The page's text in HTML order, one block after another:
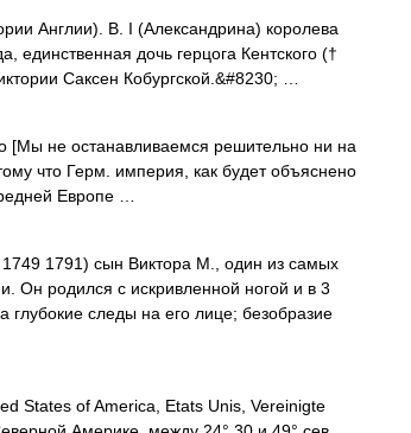
Англии). В. I (Александрина) королева
единственная дочь герцога Кентского (†
Саксен Кобургской.&#8230; …
[Мы не останавливаемся решительно ни на
что Герм. империя, как будет объяснено
Европе …
1791) сын Виктора М., один из самых
Он родился с искривленной ногой и в 3
глубокие следы на его лице; безобразие
States of America, Etats Unis, Vereinigte